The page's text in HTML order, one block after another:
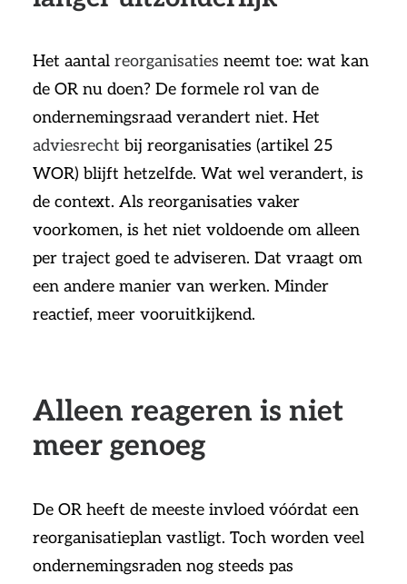
Het aantal reorganisaties neemt toe: wat kan
de OR nu doen? De formele rol van de
ondernemingsraad verandert niet. Het
adviesrecht bij reorganisaties (artikel 25
WOR) blijft hetzelfde. Wat wel verandert, is
de context. Als reorganisaties vaker
voorkomen, is het niet voldoende om alleen
per traject goed te adviseren. Dat vraagt om
een andere manier van werken. Minder
reactief, meer vooruitkijkend.
Alleen reageren is niet
meer genoeg
De OR heeft de meeste invloed vóórdat een
reorganisatieplan vastligt. Toch worden veel
ondernemingsraden nog steeds pas